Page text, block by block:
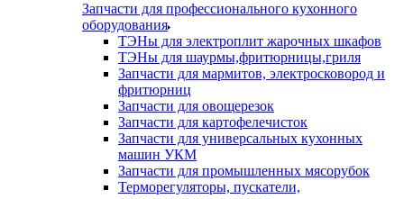
Запчасти для профессионального кухонного
оборудования
ТЭНы для электроплит жарочных шкафов
ТЭНы для шаурмы,фритюрницы,гриля
Запчасти для мармитов, электросковород и
фритюрниц
Запчасти для овощерезок
Запчасти для картофелечисток
Запчасти для универсальных кухонных
машин УКМ
Запчасти для промышленных мясорубок
Терморегуляторы, пускатели,